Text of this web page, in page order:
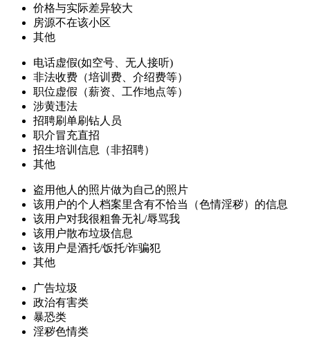
价格与实际差异较大
房源不在该小区
其他
电话虚假(如空号、无人接听)
非法收费（培训费、介绍费等）
职位虚假（薪资、工作地点等）
涉黄违法
招聘刷单刷钻人员
职介冒充直招
招生培训信息（非招聘）
其他
盗用他人的照片做为自己的照片
该用户的个人档案里含有不恰当（色情淫秽）的信息
该用户对我很粗鲁无礼/辱骂我
该用户散布垃圾信息
该用户是酒托/饭托/诈骗犯
其他
广告垃圾
政治有害类
暴恐类
淫秽色情类